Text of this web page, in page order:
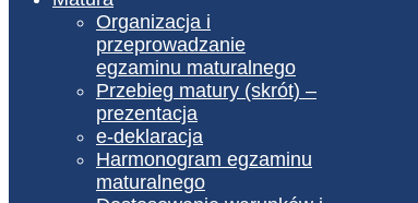
Organizacja i
przeprowadzanie
egzaminu maturalnego
Przebieg matury (skrót) –
prezentacja
e-deklaracja
Harmonogram egzaminu
maturalnego